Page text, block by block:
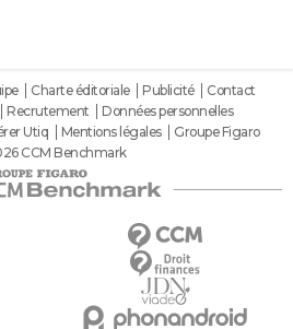
Charte éditoriale Publicité
Contact
Recrutement
Données personnelles
Utiq Mentions légales
Groupe Figaro
CCM Benchmark